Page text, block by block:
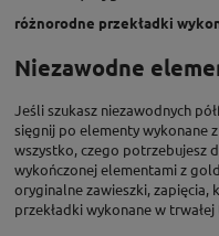
różnorodne przekładki
Niezawodne
Jeśli szukasz niezawodnych
sięgnij po elementy wykonane
wszystko, czego potrzebujesz
wykończonej elementami z
oryginalne zawieszki, zapięcia,
przekładki wykonane w